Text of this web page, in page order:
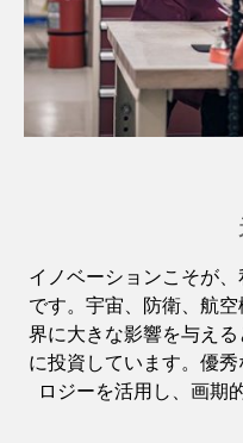
イノベーションこそが
です。宇宙、防衛、航
界に大きな影響を与え
に投資しています。優
ロジーを活用し、画期